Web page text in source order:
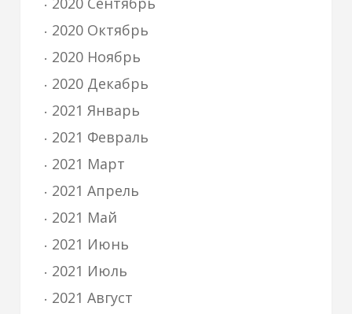
2020 Октябрь
2020 Ноябрь
2020 Декабрь
2021 Январь
2021 Февраль
2021 Март
2021 Апрель
2021 Май
2021 Июнь
2021 Июль
2021 Август